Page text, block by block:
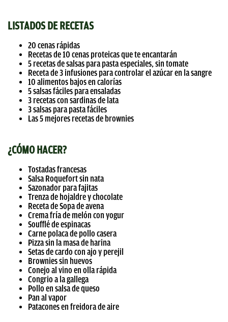
LISTADOS DE RECETAS
20 cenas rápidas
Recetas de 10 cenas proteicas que te encantarán
5 recetas de salsas para pasta especiales, sin tomate
Receta de 3 infusiones para controlar el azúcar en la sangre
10 alimentos bajos en calorías
5 salsas fáciles para ensaladas
3 recetas con sardinas de lata
3 salsas para pasta fáciles
Las 5 mejores recetas de brownies
¿CÓMO HACER?
Tostadas francesas
Salsa Roquefort sin nata
Sazonador para fajitas
Trenza de hojaldre y chocolate
Receta de Sopa de avena
Crema fría de melón con yogur
Soufflé de espinacas
Carne polaca de pollo casera
Pizza sin la masa de harina
Setas de cardo con ajo y perejil
Brownies sin huevos
Conejo al vino en olla rápida
Congrio a la gallega
Pollo en salsa de queso
Pan al vapor
Patacones en freidora de aire